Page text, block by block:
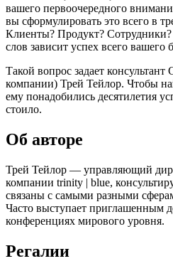
вашего первоочередного
вы сформулировать это всего в
Клиенты? Продукт?
слов зависит успех всего вашего
Такой вопрос задает
компании) Трей Тейлор. Чтобы
ему понадобились десятилетия
стоило.
Об авторе
Трей Тейлор — управляющий
компании trinity | blue,
связаны с самыми разными
Часто выступает приглашенным
конференциях мирового уровня.
Регалии